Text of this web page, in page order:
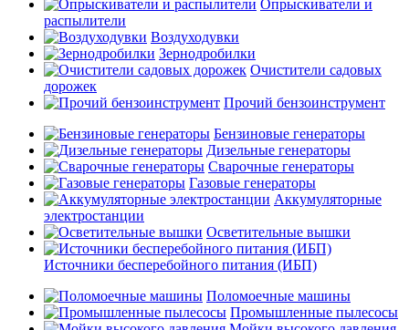
Опрыскиватели и
распылители
Воздуходувки
Зернодробилки
Очистители садовых
дорожек
Прочий бензоинструмент
Бензиновые генераторы
Дизельные генераторы
Сварочные генераторы
Газовые генераторы
Аккумуляторные
электростанции
Осветительные вышки
Источники бесперебойного питания (ИБП)
Поломоечные машины
Промышленные пылесосы